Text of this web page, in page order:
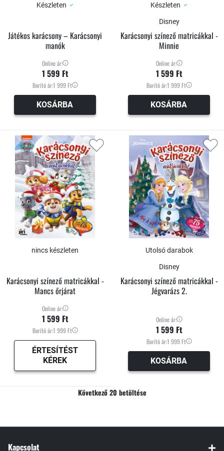
Készleten
Játékos karácsony – Karácsonyi
manók
Online ár:
1 599 Ft
Borító ár:1 999 Ft
KOSÁRBA
Készleten
Disney
Karácsonyi színező matricákkal -
Minnie
Online ár:
1 599 Ft
Borító ár:1 999 Ft
KOSÁRBA
nincs készleten
Karácsonyi színező matricákkal -
Mancs őrjárat
Online ár:
1 599 Ft
Borító ár:1 999 Ft
ÉRTESÍTÉST
KÉREK
Utolsó darabok
Disney
Karácsonyi színező matricákkal -
Jégvarázs 2.
Online ár:
1 599 Ft
Borító ár:1 999 Ft
KOSÁRBA
Következő 20 betöltése
Kapcsolat